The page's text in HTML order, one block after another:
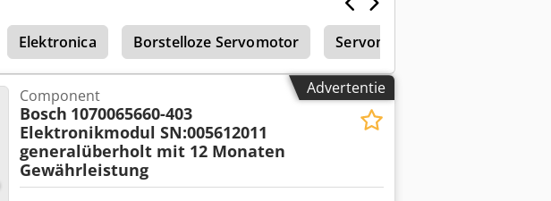
Elektronica Borstelloze Servomotor Servomotor
Advertentie
Component
Bosch 1070065660-403
Elektronikmodul SN:005612011
generalüberholt mit 12 Monaten
Gewährleistung